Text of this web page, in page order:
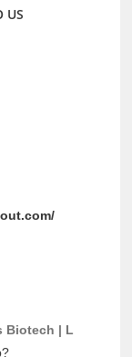
US
Biotech | L